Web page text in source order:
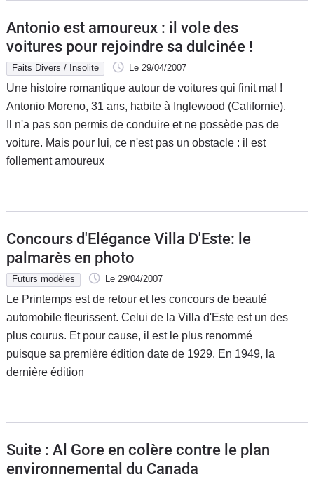
Antonio est amoureux : il vole des
voitures pour rejoindre sa dulcinée !
Faits Divers / Insolite Le 29/04/2007
Une histoire romantique autour de voitures qui finit mal !
Antonio Moreno, 31 ans, habite à Inglewood (Californie).
Il n'a pas son permis de conduire et ne possède pas de
voiture. Mais pour lui, ce n'est pas un obstacle : il est
follement amoureux
Concours d'Elégance Villa D'Este: le
palmarès en photo
Futurs modèles Le 29/04/2007
Le Printemps est de retour et les concours de beauté
automobile fleurissent. Celui de la Villa d'Este est un des
plus courus. Et pour cause, il est le plus renommé
puisque sa première édition date de 1929. En 1949, la
dernière édition
Suite : Al Gore en colère contre le plan
environnemental du Canada